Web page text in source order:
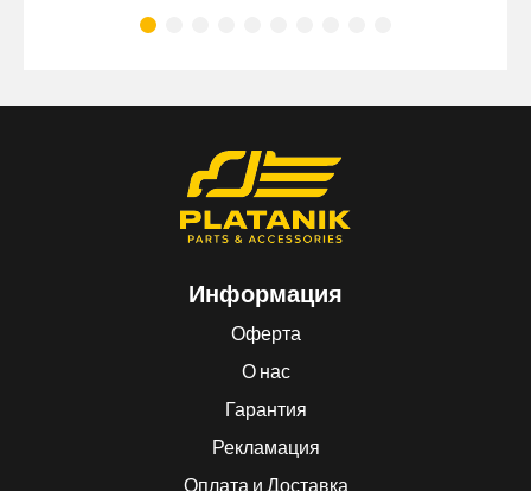
Информация
Оферта
О нас
Гарантия
Рекламация
Оплата и Доставка